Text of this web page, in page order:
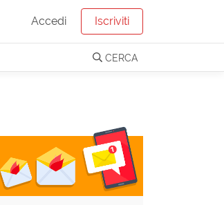
Accedi Iscriviti
CERCA